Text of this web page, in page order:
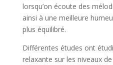
lorsqu’on écoute des
ainsi à une meilleure
plus équilibré.
Différentes études ont
relaxante sur les niveaux